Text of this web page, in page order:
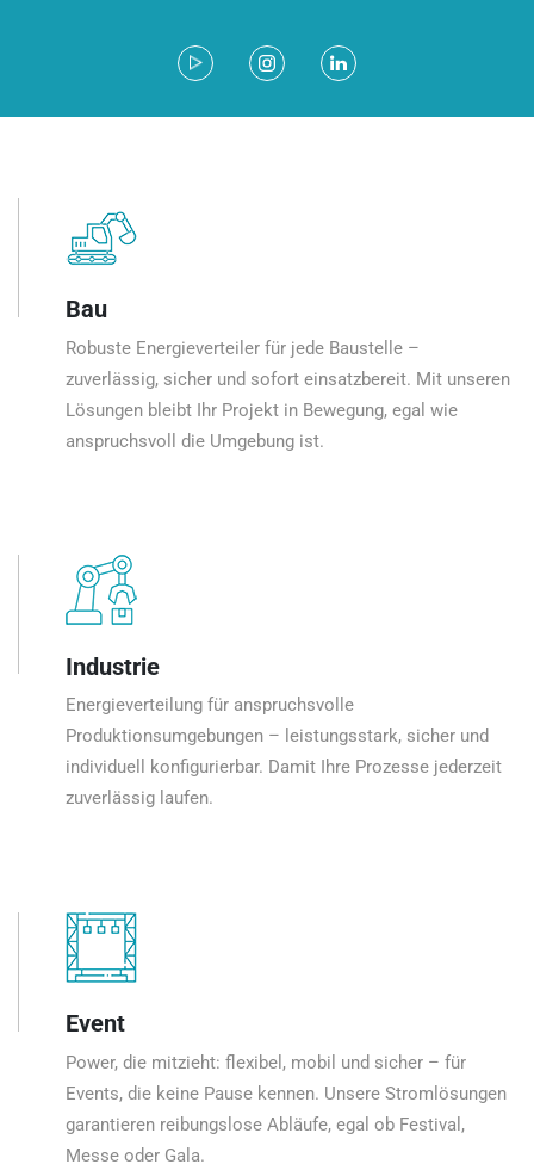
Bau
Robuste Energieverteiler für jede Baustelle –
zuverlässig, sicher und sofort einsatzbereit. Mit unseren
Lösungen bleibt Ihr Projekt in Bewegung, egal wie
anspruchsvoll die Umgebung ist.
Industrie
Energieverteilung für anspruchsvolle
Produktionsumgebungen – leistungsstark, sicher und
individuell konfigurierbar. Damit Ihre Prozesse jederzeit
zuverlässig laufen.
Event
Power, die mitzieht: flexibel, mobil und sicher – für
Events, die keine Pause kennen. Unsere Stromlösungen
garantieren reibungslose Abläufe, egal ob Festival,
Messe oder Gala.